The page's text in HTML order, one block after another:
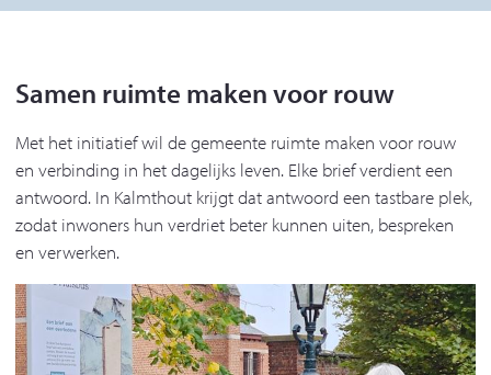
Samen ruimte maken voor rouw
Met het initiatief wil de gemeente ruimte maken voor rouw
en verbinding in het dagelijks leven. Elke brief verdient een
antwoord. In Kalmthout krijgt dat antwoord een tastbare plek,
zodat inwoners hun verdriet beter kunnen uiten, bespreken
en verwerken.